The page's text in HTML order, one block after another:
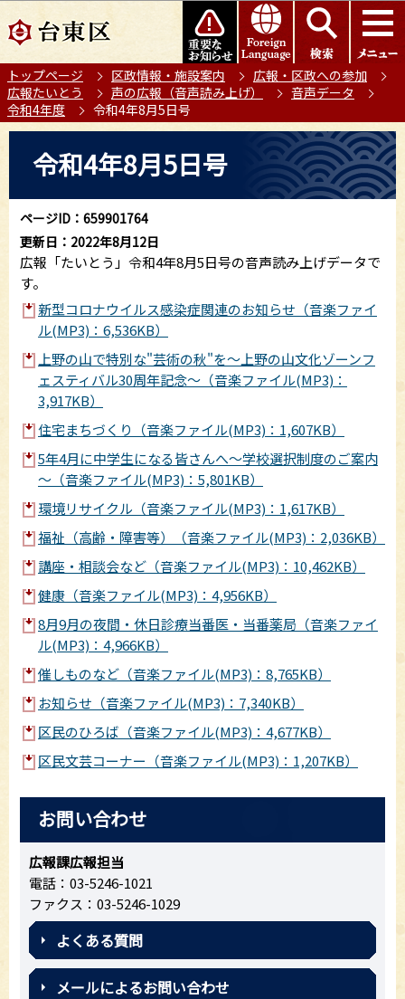
の
ー
ジ
の
このページの本文へ移動
トップページ 区政情報・施設案内
広報・区政への参加
広報たいとう
声の広報（音声読み上げ）
音声データ
令和4年度
令和4年8月5日号
か
ら
令和4年8月5日号
ページID：659901764
更新日：2022年8月12日
広報「たいとう」令和4年8月5日号の音声読み上げデータで
す。
新型コロナウイルス感染症関連のお知らせ（音楽ファイ
ル(MP3)：6,536KB）
上野の山で特別な"芸術の秋"を～上野の山文化ゾーンフ
ェスティバル30周年記念～（音楽ファイル(MP3)：
3,917KB）
住宅まちづくり（音楽ファイル(MP3)：1,607KB）
5年4月に中学生になる皆さんへ～学校選択制度のご案内
～（音楽ファイル(MP3)：5,801KB）
環境リサイクル（音楽ファイル(MP3)：1,617KB）
福祉（高齢・障害等）（音楽ファイル(MP3)：2,036KB）
講座・相談会など（音楽ファイル(MP3)：10,462KB）
健康（音楽ファイル(MP3)：4,956KB）
8月9月の夜間・休日診療当番医・当番薬局（音楽ファイ
ル(MP3)：4,966KB）
催しものなど（音楽ファイル(MP3)：8,765KB）
お知らせ（音楽ファイル(MP3)：7,340KB）
区民のひろば（音楽ファイル(MP3)：4,677KB）
区民文芸コーナー（音楽ファイル(MP3)：1,207KB）
お問い合わせ
広報課広報担当
電話：03-5246-1021
ファクス：03-5246-1029
よくある質問
メールによるお問い合わせ